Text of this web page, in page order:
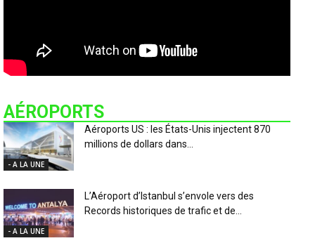
AÉROPORTS
- A LA UNE
Aéroports US : les États-Unis injectent 870
millions de dollars dans...
- A LA UNE
L’Aéroport d’Istanbul s’envole vers des
Records historiques de trafic et de...